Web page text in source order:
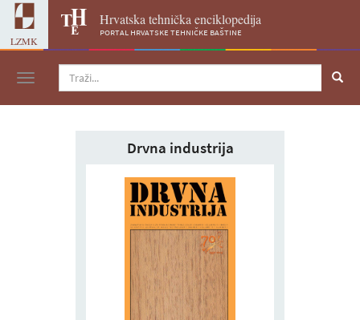
LZMK
Hrvatska tehnička enciklopedija
portal hrvatske tehničke baštine
Navigacija
Drvna industrija